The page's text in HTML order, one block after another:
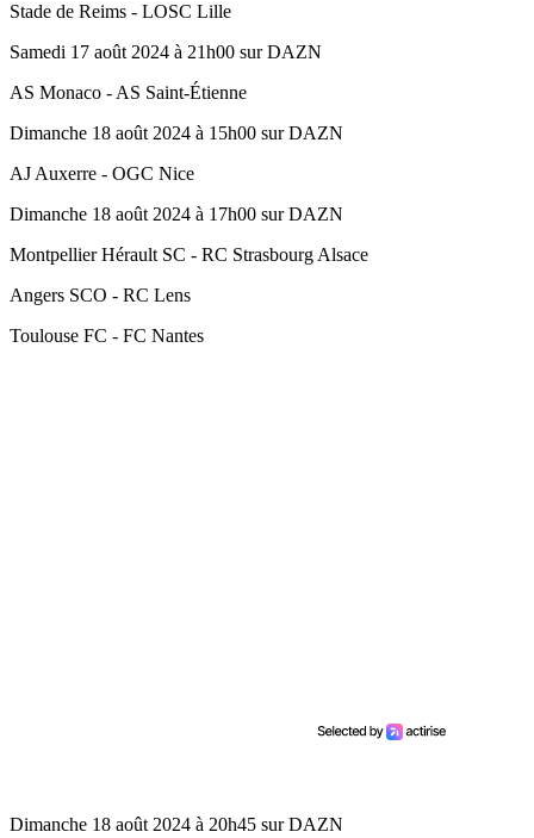
Stade de Reims - LOSC Lille
Samedi 17 août 2024 à 21h00 sur DAZN
AS Monaco - AS Saint-Étienne
Dimanche 18 août 2024 à 15h00 sur DAZN
AJ Auxerre - OGC Nice
Dimanche 18 août 2024 à 17h00 sur DAZN
Montpellier Hérault SC - RC Strasbourg Alsace
Angers SCO - RC Lens
Toulouse FC - FC Nantes
Dimanche 18 août 2024 à 20h45 sur DAZN